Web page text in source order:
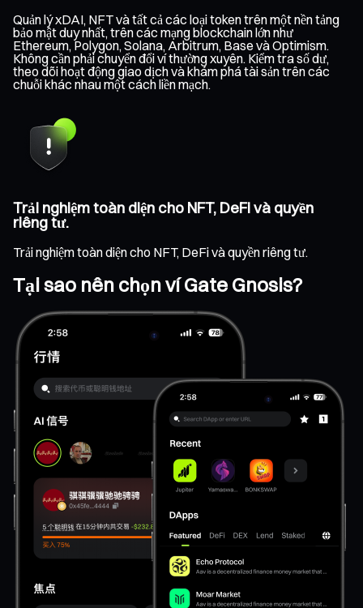
Quản lý xDAI, NFT và tất cả các loại token trên một nền tảng
bảo mật duy nhất, trên các mạng blockchain lớn như
Ethereum, Polygon, Solana, Arbitrum, Base và Optimism.
Không cần phải chuyển đổi ví thường xuyên. Kiểm tra số dư,
theo dõi hoạt động giao dịch và khám phá tài sản trên các
chuỗi khác nhau một cách liền mạch.
Trải nghiệm toàn diện cho NFT, DeFi và quyền
riêng tư.
Trải nghiệm toàn diện cho NFT, DeFi và quyền riêng tư.
Tại sao nên chọn ví Gate Gnosis?